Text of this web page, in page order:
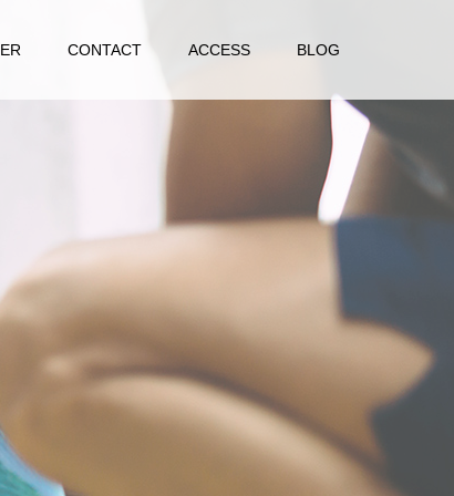
CONTACT ACCESS BLOG